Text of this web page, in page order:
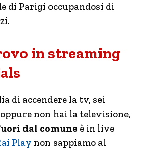
di Parigi occupandosi di
in streaming
di accendere la tv, sei
non hai la televisione,
dal comune è in live
Play non sappiamo al